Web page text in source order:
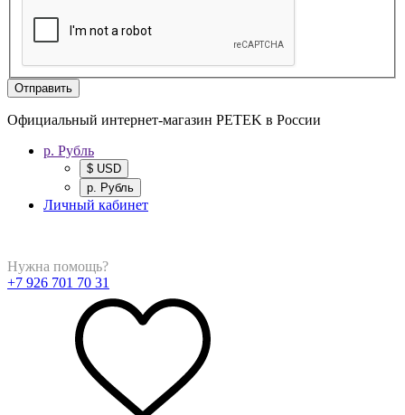
Отправить
Официальный интернет-магазин PETEK в России
р. Рубль
$ USD
р. Рубль
Личный кабинет
Нужна помощь?
+7 926 701 70 31